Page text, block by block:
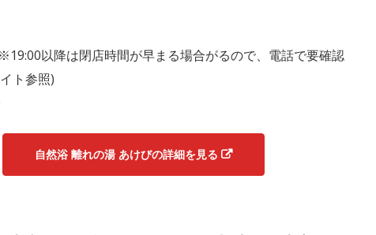
以降は閉店時間が早まる場合がるので、電話で要確認
ト参照)
自然浴 離れの湯 あけびの詳細を見る